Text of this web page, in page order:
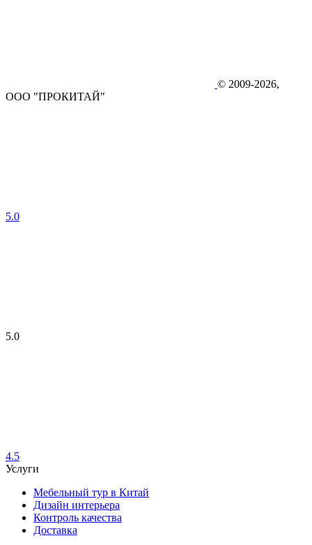
© 2009-2026,
ООО "ПРОКИТАЙ"
5.0
5.0
4.5
Услуги
Мебельный тур в Китай
Дизайн интерьера
Контроль качества
Доставка